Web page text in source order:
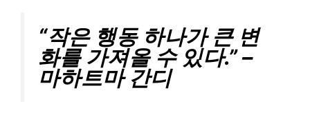
“작은 행동 하나가 큰 변
화를 가져올 수 있다.” –
마하트마 간디